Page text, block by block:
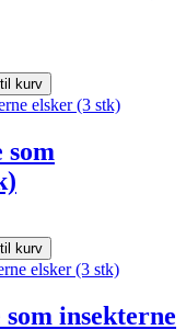
kurv
som
kurv
insekterne